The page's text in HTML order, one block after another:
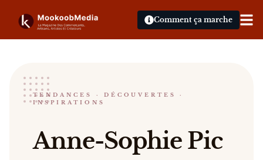
Comment ça marche
Anne-Sophie Pic
CHEFFE FRANÇAISE TRIPLEMENT ÉTOILÉE,
Anne-Sophie Pic Anne-Sophie Pic est une
Catalogue :restaurants, presse.
TENDANCES · DÉCOUVERTES ·
INSPIRATIONS
Anne-Sophie Pic